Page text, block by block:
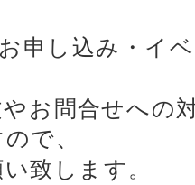
申し込み・イ
お問合せへの
で、
致します。